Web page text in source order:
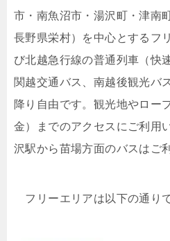
市・南魚沼市・湯沢町・津南
長野県栄村）を中心とするフ
び北越急行線の普通列車（快
関越交通バス、南越後観光バ
降り自由です。観光地やロー
金）までのアクセスにご利用
沢駅から苗場方面のバスはご
フリーエリアは以下の通りで